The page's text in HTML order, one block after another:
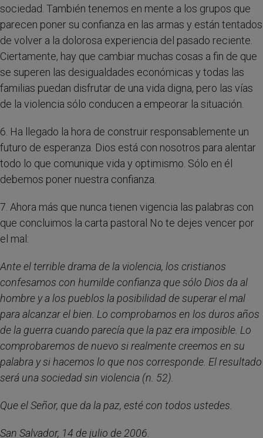
sociedad. También tenemos en mente a los grupos que
parecen poner su confianza en las armas y están tentados
de volver a la dolorosa experiencia del pasado reciente.
Ciertamente, hay que cambiar muchas cosas a fin de que
se superen las desigualdades económicas y todas las
familias puedan disfrutar de una vida digna, pero las vías
de la violencia sólo conducen a empeorar la situación.
6. Ha llegado la hora de construir responsablemente un
futuro de esperanza. Dios está con nosotros para alentar
todo lo que comunique vida y optimismo. Sólo en él
debemos poner nuestra confianza.
7. Ahora más que nunca tienen vigencia las palabras con
que concluimos la carta pastoral No te dejes vencer por
el mal:
Ante el terrible drama de la violencia, los cristianos
confesamos con humilde confianza que sólo Dios da al
hombre y a los pueblos la posibilidad de superar el mal
para alcanzar el bien. Lo comprobamos en los duros años
de la guerra cuando parecía que la paz era imposible. Lo
comprobaremos de nuevo si realmente creemos en su
palabra y si hacemos lo que nos corresponde. El resultado
será una sociedad sin violencia (n. 52).
Que el Señor, que da la paz, esté con todos ustedes.
San Salvador, 14 de julio de 2006.